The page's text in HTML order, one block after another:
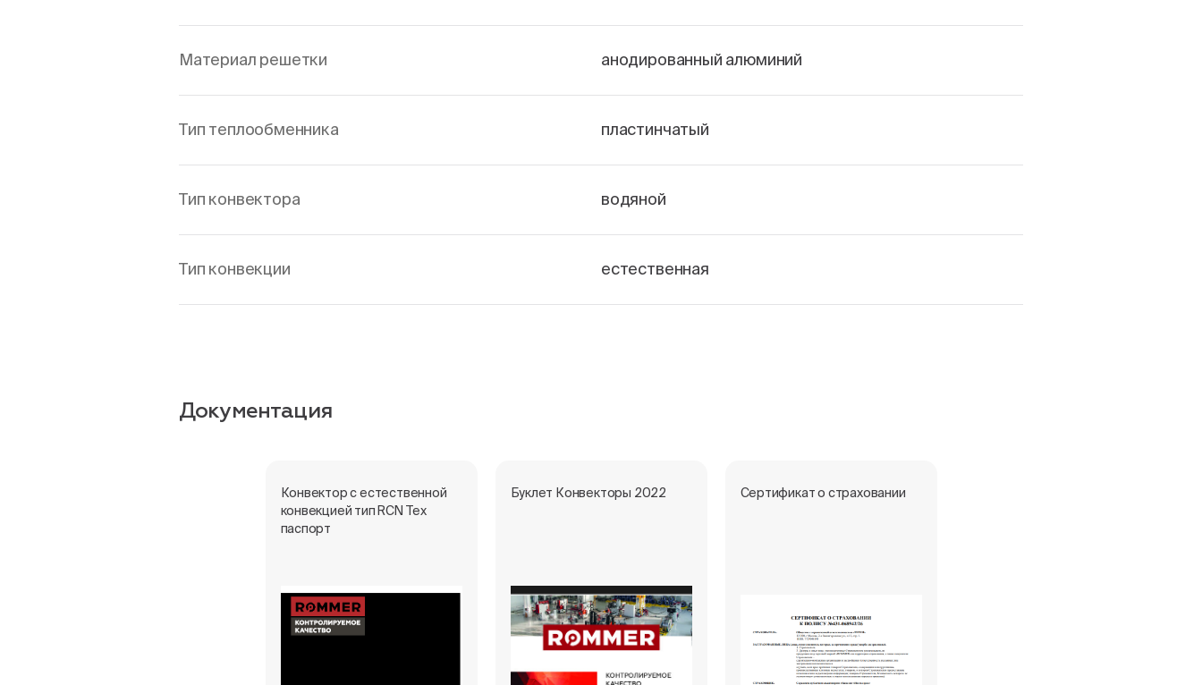
Материал решетки анодированный алюминий
Тип теплообменника пластинчатый
Тип конвектора водяной
Тип конвекции естественная
Документация
Конвектор с естественной
конвекцией тип RCN Тех
паспорт
Буклет Конвекторы 2022 Сертификат о страховании